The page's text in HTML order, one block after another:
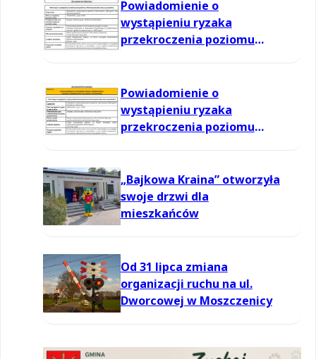
Powiadomienie o
wystąpieniu ryzaka
przekroczenia poziomu
Powiadomienie o
wystąpieniu ryzaka
przekroczenia poziomu
„Bajkowa Kraina” otworzyła
swoje drzwi dla
mieszkańców
Od 31 lipca zmiana
organizacji ruchu na ul.
Dworcowej w Moszczenicy